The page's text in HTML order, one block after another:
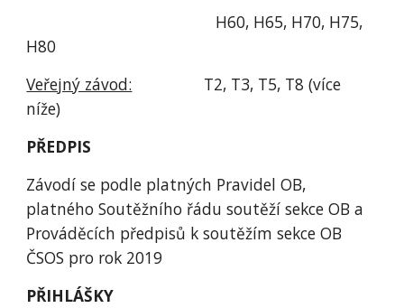
H80
Veřejný závod:
                T2, T3, T5, T8 (více
níže)
PŘEDPIS
Závodí se podle platných Pravidel OB,
platného Soutěžního řádu soutěží sekce OB a
Prováděcích předpisů k soutěžím sekce OB
ČSOS pro rok 2019
PŘIHLÁŠKY